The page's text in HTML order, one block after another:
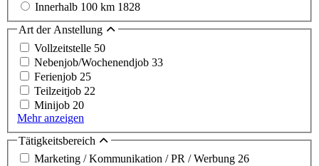
Innerhalb 100 km 1828
Art der Anstellung
Vollzeitstelle 50
Nebenjob/Wochenendjob 33
Ferienjob 25
Teilzeitjob 22
Minijob 20
Mehr anzeigen
Tätigkeitsbereich
Marketing / Kommunikation / PR / Werbung 26